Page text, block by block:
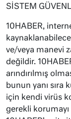
SİSTEM
10HABER,
ve/veya manevi
değildir.
arındırılmış
bunun yanı sıra
için kendi virüs
gerekli korumayı